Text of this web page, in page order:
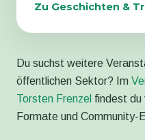
Zu Geschichten &
Du suchst weitere
öffentlichen Sektor? Im
Torsten Frenzel findest du
Formate und Community-